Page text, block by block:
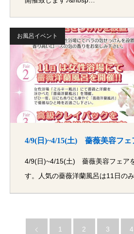
お風呂イベント
4/9(日)~4/15(土) 薔薇美容フェ
4/9(日)~4/15(土) 薔薇美容フェア
す。人気の薔薇洋蘭風呂は11日の
1 2 3 4